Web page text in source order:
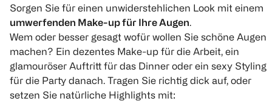
Sorgen Sie für einen unwiderstehlichen Look mit einem
umwerfenden Make-up für Ihre Augen.
Wem oder besser gesagt wofür wollen Sie schöne Augen
machen? Ein dezentes Make-up für die Arbeit, ein
glamouröser Auftritt für das Dinner oder ein sexy Styling
für die Party danach. Tragen Sie richtig dick auf, oder
setzen Sie natürliche Highlights mit: